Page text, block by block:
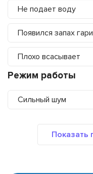
Не подает воду
Появился запах гари
Плохо всасывает
Режим работы
Сильный шум